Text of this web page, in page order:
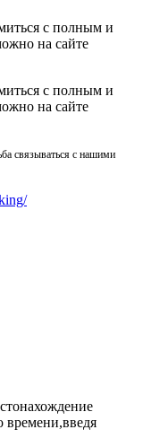
с полным и
на сайте
с полным и
на сайте
связываться с нашими
времени,введя